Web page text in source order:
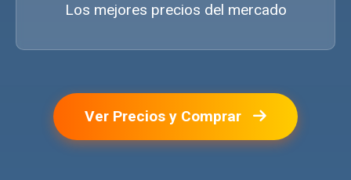
Los mejores precios del mercado
Ver Precios y Comprar